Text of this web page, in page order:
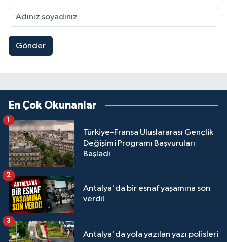
Gönder
En Çok Okunanlar
Türkiye–Fransa Uluslararası Gençlik
Değişimi Programı Başvuruları
Başladı
1
Antalya'da bir esnaf yaşamına son
verdi!
2
Antalya'da yola yazılan yazı polisleri
3